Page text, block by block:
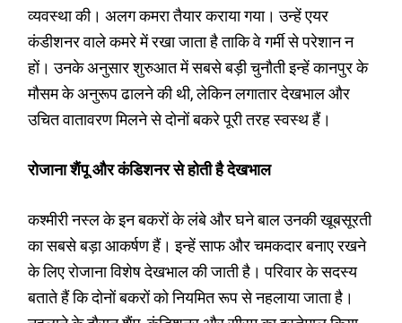
व्यवस्था की। अलग कमरा तैयार कराया गया। उन्हें एयर
कंडीशनर वाले कमरे में रखा जाता है ताकि वे गर्मी से परेशान न
हों। उनके अनुसार शुरुआत में सबसे बड़ी चुनौती इन्हें कानपुर के
मौसम के अनुरूप ढालने की थी, लेकिन लगातार देखभाल और
उचित वातावरण मिलने से दोनों बकरे पूरी तरह स्वस्थ हैं।
रोजाना शैंपू और कंडिशनर से होती है देखभाल
कश्मीरी नस्ल के इन बकरों के लंबे और घने बाल उनकी खूबसूरती
का सबसे बड़ा आकर्षण हैं। इन्हें साफ और चमकदार बनाए रखने
के लिए रोजाना विशेष देखभाल की जाती है। परिवार के सदस्य
बताते हैं कि दोनों बकरों को नियमित रूप से नहलाया जाता है।